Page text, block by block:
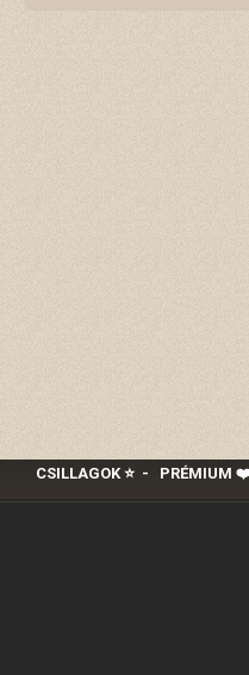
CSILLAGOK ⭐- PRÉMIUM